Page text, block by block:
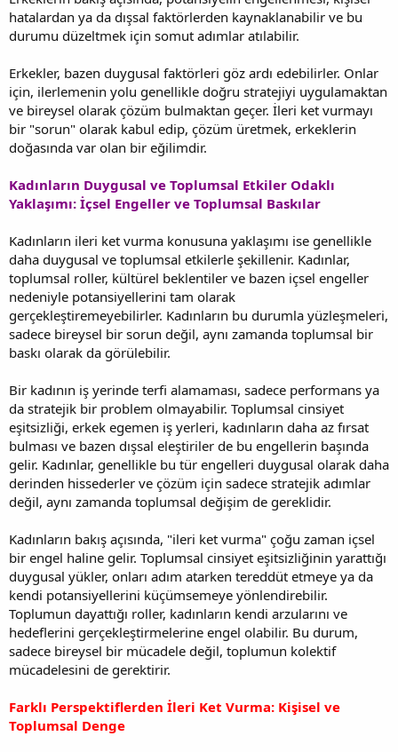
hatalardan ya da dışsal faktörlerden kaynaklanabilir ve bu
durumu düzeltmek için somut adımlar atılabilir.
Erkekler, bazen duygusal faktörleri göz ardı edebilirler. Onlar
için, ilerlemenin yolu genellikle doğru stratejiyi uygulamaktan
ve bireysel olarak çözüm bulmaktan geçer. İleri ket vurmayı
bir "sorun" olarak kabul edip, çözüm üretmek, erkeklerin
doğasında var olan bir eğilimdir.
Kadınların Duygusal ve Toplumsal Etkiler Odaklı
Yaklaşımı: İçsel Engeller ve Toplumsal Baskılar
Kadınların ileri ket vurma konusuna yaklaşımı ise genellikle
daha duygusal ve toplumsal etkilerle şekillenir. Kadınlar,
toplumsal roller, kültürel beklentiler ve bazen içsel engeller
nedeniyle potansiyellerini tam olarak
gerçekleştiremeyebilirler. Kadınların bu durumla yüzleşmeleri,
sadece bireysel bir sorun değil, aynı zamanda toplumsal bir
baskı olarak da görülebilir.
Bir kadının iş yerinde terfi alamaması, sadece performans ya
da stratejik bir problem olmayabilir. Toplumsal cinsiyet
eşitsizliği, erkek egemen iş yerleri, kadınların daha az fırsat
bulması ve bazen dışsal eleştiriler de bu engellerin başında
gelir. Kadınlar, genellikle bu tür engelleri duygusal olarak daha
derinden hissederler ve çözüm için sadece stratejik adımlar
değil, aynı zamanda toplumsal değişim de gereklidir.
Kadınların bakış açısında, "ileri ket vurma" çoğu zaman içsel
bir engel haline gelir. Toplumsal cinsiyet eşitsizliğinin yarattığı
duygusal yükler, onları adım atarken tereddüt etmeye ya da
kendi potansiyellerini küçümsemeye yönlendirebilir.
Toplumun dayattığı roller, kadınların kendi arzularını ve
hedeflerini gerçekleştirmelerine engel olabilir. Bu durum,
sadece bireysel bir mücadele değil, toplumun kolektif
mücadelesini de gerektirir.
Farklı Perspektiflerden İleri Ket Vurma: Kişisel ve
Toplumsal Denge